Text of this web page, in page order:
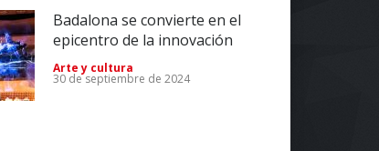
Badalona se convierte en el
epicentro de la innovación
Arte y cultura
30 de septiembre de 2024